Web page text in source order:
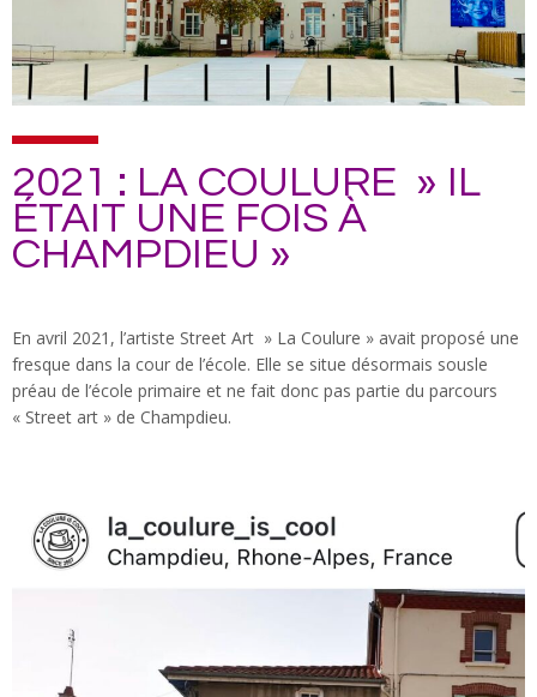
2021 : LA COULURE » IL
ÉTAIT UNE FOIS À
CHAMPDIEU »
En avril 2021, l’artiste Street Art » La Coulure » avait proposé une
fresque dans la cour de l’école. Elle se situe désormais sousle
préau de l’école primaire et ne fait donc pas partie du parcours
« Street art » de Champdieu.